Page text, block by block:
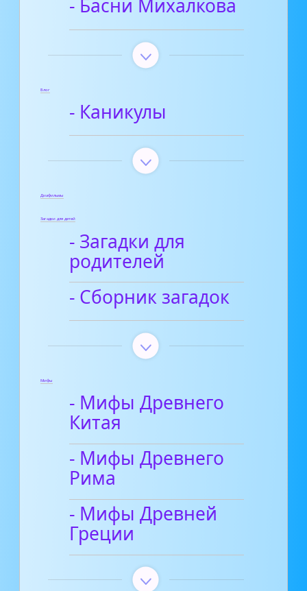
- Басни Михалкова
Блог
- Каникулы
Диафильмы
Загадки для детей
- Загадки для
родителей
- Сборник загадок
Мифы
- Мифы Древнего
Китая
- Мифы Древнего
Рима
- Мифы Древней
Греции